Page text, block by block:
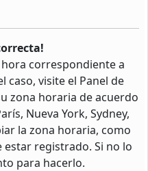
correspondiente a
caso, visite el Panel de
zona horaria de acuerdo
Nueva York, Sydney,
la zona horaria, como
estar registrado. Si no lo
para hacerlo.